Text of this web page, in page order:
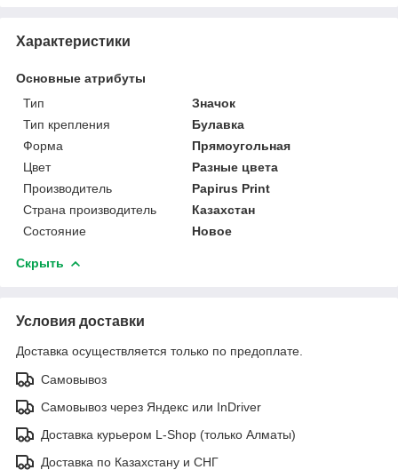
Характеристики
Основные атрибуты
Тип
Значок
Тип крепления
Булавка
Форма
Прямоугольная
Цвет
Разные цвета
Производитель
Papirus Print
Страна производитель
Казахстан
Состояние
Новое
Скрыть
Условия доставки
Доставка осуществляется только по предоплате.
Самовывоз
Самовывоз через Яндекс или InDriver
Доставка курьером L-Shop (только Алматы)
Доставка по Казахстану и СНГ